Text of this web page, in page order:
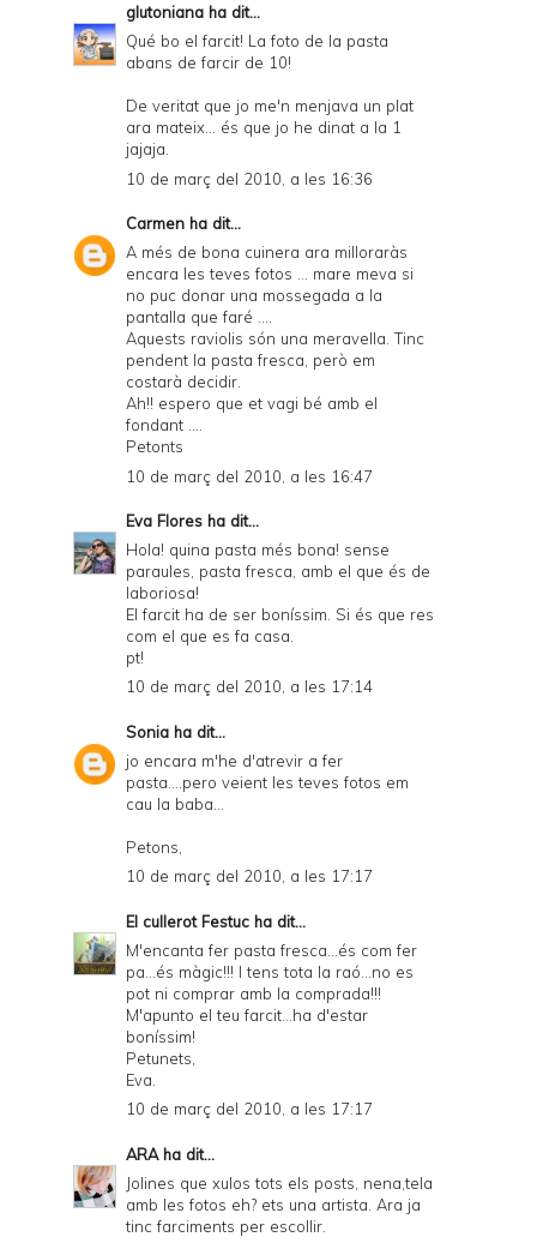
glutoniana ha dit...
Qué bo el farcit! La foto de la pasta
abans de farcir de 10!
De veritat que jo me'n menjava un plat
ara mateix... és que jo he dinat a la 1
jajaja.
10 de març del 2010, a les 16:36
Carmen ha dit...
A més de bona cuinera ara milloraràs
encara les teves fotos ... mare meva si
no puc donar una mossegada a la
pantalla que faré ....
Aquests raviolis són una meravella. Tinc
pendent la pasta fresca, però em
costarà decidir.
Ah!! espero que et vagi bé amb el
fondant ....
Petonts
10 de març del 2010, a les 16:47
Eva Flores ha dit...
Hola! quina pasta més bona! sense
paraules, pasta fresca, amb el que és de
laboriosa!
El farcit ha de ser boníssim. Si és que res
com el que es fa casa.
pt!
10 de març del 2010, a les 17:14
Sonia ha dit...
jo encara m'he d'atrevir a fer
pasta....pero veient les teves fotos em
cau la baba...
Petons,
10 de març del 2010, a les 17:17
El cullerot Festuc ha dit...
M'encanta fer pasta fresca...és com fer
pa...és màgic!!! I tens tota la raó...no es
pot ni comprar amb la comprada!!!
M'apunto el teu farcit...ha d'estar
boníssim!
Petunets,
Eva.
10 de març del 2010, a les 17:17
ARAha dit...
Jolines que xulos tots els posts, nena,tela
amb les fotos eh? ets una artista. Ara ja
tinc farciments per escollir.